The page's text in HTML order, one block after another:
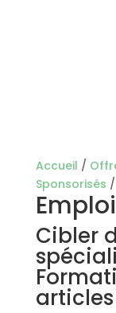
Accueil /
Sponsorisés
Cibler